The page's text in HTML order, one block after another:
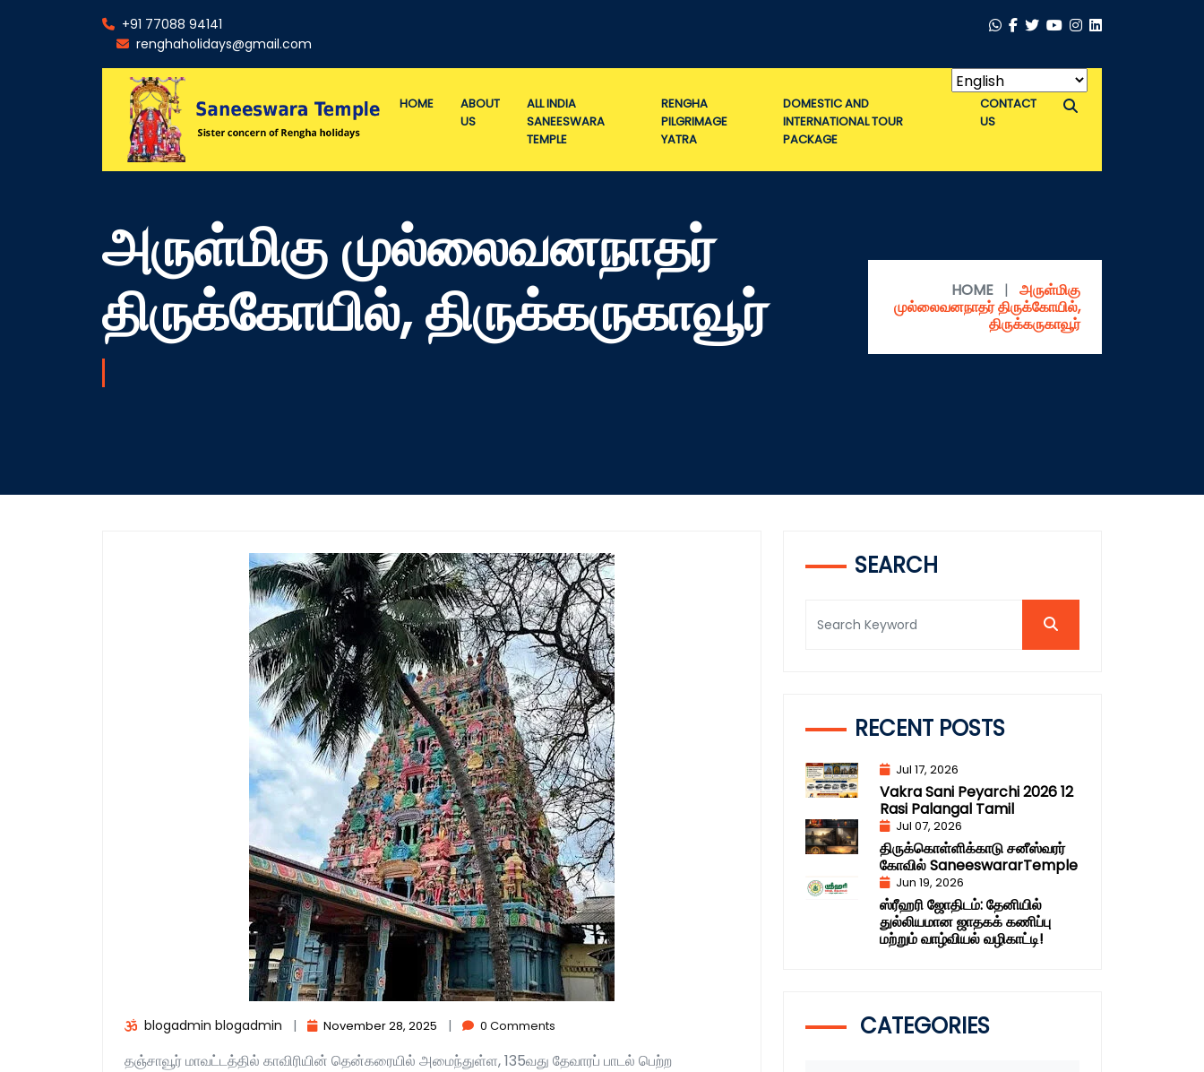
+91 77088 94141
renghaholidays@gmail.com
HOME
ABOUT
US
ALL INDIA
SANEESWARA
TEMPLE
RENGHA
PILGRIMAGE
YATRA
DOMESTIC AND
INTERNATIONAL TOUR
PACKAGE
CONTACT
US
அருள்மிகு முல்லைவனநாதர்
திருக்கோயில், திருக்கருகாவூர்
HOME |
அருள்மிகு
முல்லைவனநாதர் திருக்கோயில்,
திருக்கருகாவூர்
blogadmin blogadmin | November 28, 2025 | 0 Comments
தஞ்சாவூர் மாவட்டத்தில் காவிரியின் தென்கரையில் அமைந்துள்ள, 135வது தேவாரப் பாடல் பெற்ற
SEARCH
RECENT POSTS
Jul 17, 2026
Vakra Sani Peyarchi 2026 12
Rasi Palangal Tamil
Jul 07, 2026
திருக்கொள்ளிக்காடு சனீஸ்வரர்
கோவில் SaneeswararTemple
Jun 19, 2026
ஸ்ரீஹரி ஜோதிடம்: தேனியில்
துல்லியமான ஜாதகக் கணிப்பு
மற்றும் வாழ்வியல் வழிகாட்டி!
CATEGORIES